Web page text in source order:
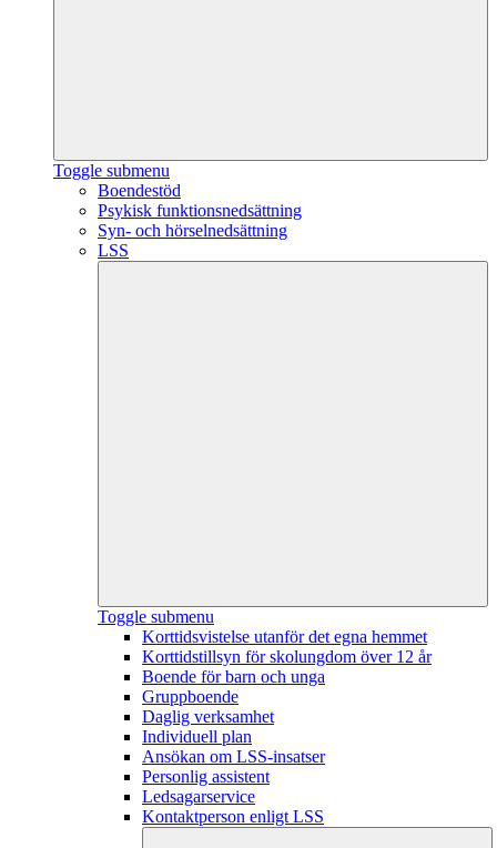
Toggle submenu
Boendestöd
Psykisk funktionsnedsättning
Syn- och hörselnedsättning
LSS
Toggle submenu
Korttidsvistelse utanför det egna hemmet
Korttidstillsyn för skolungdom över 12 år
Boende för barn och unga
Gruppboende
Daglig verksamhet
Individuell plan
Ansökan om LSS-insatser
Personlig assistent
Ledsagarservice
Kontaktperson enligt LSS